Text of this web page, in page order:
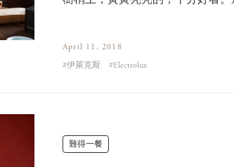
April 11, 2018
伊萊克斯 Electrolux
難得一餐